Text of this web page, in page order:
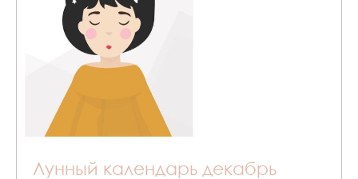
Лунный календарь декабрь